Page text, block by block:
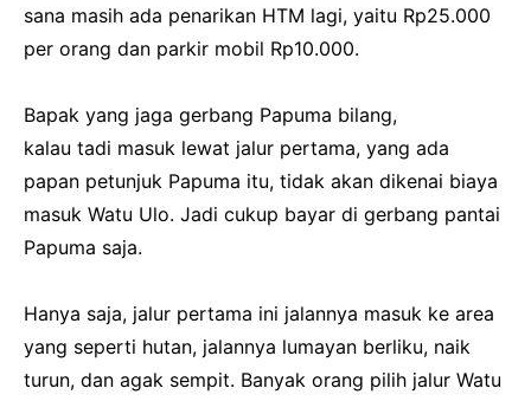
sana masih ada penarikan HTM lagi, yaitu Rp25.000
per orang dan parkir mobil Rp10.000.
Bapak yang jaga gerbang Papuma bilang,
kalau tadi masuk lewat jalur pertama, yang ada
papan petunjuk Papuma itu, tidak akan dikenai biaya
masuk Watu Ulo. Jadi cukup bayar di gerbang pantai
Papuma saja.
Hanya saja, jalur pertama ini jalannya masuk ke area
yang seperti hutan, jalannya lumayan berliku, naik
turun, dan agak sempit. Banyak orang pilih jalur Watu